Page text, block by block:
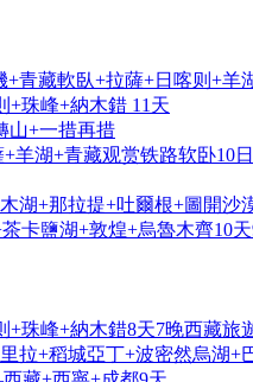
青藏軟臥+拉薩+日喀则+羊
+珠峰+納木錯 11天
山+一措再措
羊湖+青藏观赏铁路软卧10日
湖+那拉提+吐爾根+圖開沙
卡鹽湖+敦煌+烏魯木齊10
珠峰+納木錯8天7晚西藏旅
拉+稻城亞丁+波密然烏湖+